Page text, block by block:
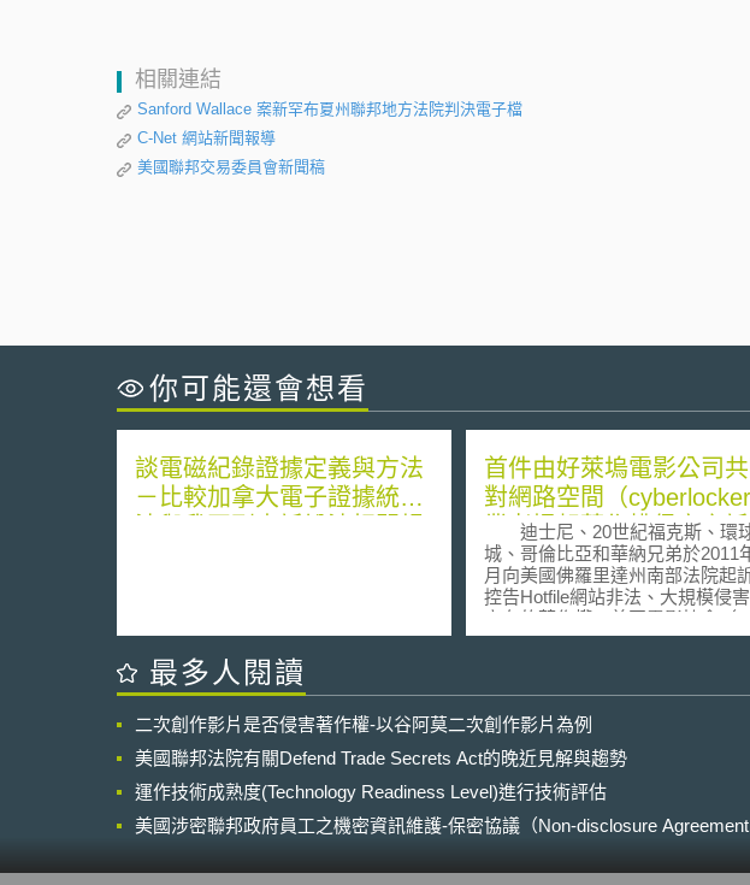
相關連結
Sanford Wallace 案新罕布夏州聯邦地方法院判決電子檔
C-Net 網站新聞報導
美國聯邦交易委員會新聞稿
你可能還會想看
談電磁紀錄證據定義與方法
－比較加拿大電子證據統一
首件由好萊塢電影公司共
對網路空間（
業者提起著作權侵害之訴
迪士尼、20世紀福克斯、環
城、哥倫比亞和華納兄弟於2011
月向美國佛羅里達州南部法院起
控告Hotfile網站非法、大規模侵
享有的著作權。美國電影協會（the
Motion Picture Association of
理該侵權爭議。 Hotfile係近二年
來提供電腦檔案寄存最熱門的網路
間（cyberlocker）服務業者之一
要的業務在提供民眾一藏塞夾（
box）儲存其私人影片。網路空間
（cyberlocker）服務業者擁有龐
間、檔案寄存時間及下載速度之
最多人閱讀
二次創作影片是否侵害著作權-以谷阿莫二次創作影片為例
美國聯邦法院有關Defend Trade Secrets Act的晚近見解與趨勢
運作技術成熟度(Technology Readiness Level)進行技術評估
美國涉密聯邦政府員工之機密資訊維護-保密協議（Non-disclosure